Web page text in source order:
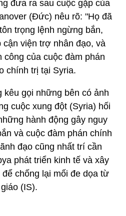
đưa ra sau cuộc gặp của
(Đức) nêu rõ: "Họ đã
trọng lệnh ngừng bắn,
cận viện trợ nhân đạo, và
của cuộc đàm phán
chính trị tại Syria.
kêu gọi những bên có ảnh
cuộc xung đột (Syria) hối
hành động gây nguy
và cuộc đàm phán chính
đạo cũng nhất trí cần
phát triển kinh tế và xây
chống lại mối đe dọa từ
(IS).